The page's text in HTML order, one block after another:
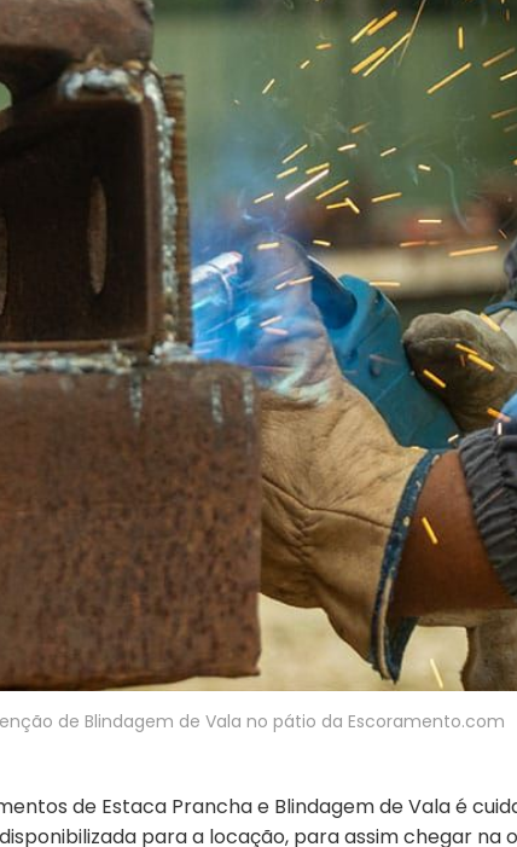
de Blindagem de Vala no pátio da Escoramento.com
de Estaca Prancha e Blindagem de Vala é
para a locação, para assim chegar na